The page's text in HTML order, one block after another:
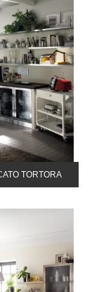
TORTORA